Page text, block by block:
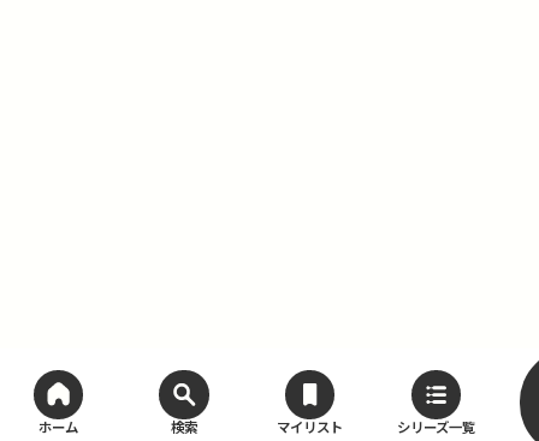
ホーム 検索 マイリスト シリーズ一覧